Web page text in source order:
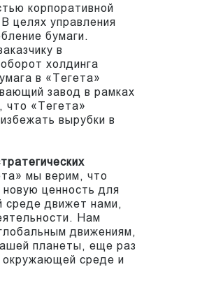
корпоративной
целях управления
бумаги.
в
холдинга
в «Тегета»
завод в рамках
что «Тегета»
вырубки в
мы верим, что
ценность для
движет нами,
Нам
движениям,
планеты, еще раз
окружающей среде и